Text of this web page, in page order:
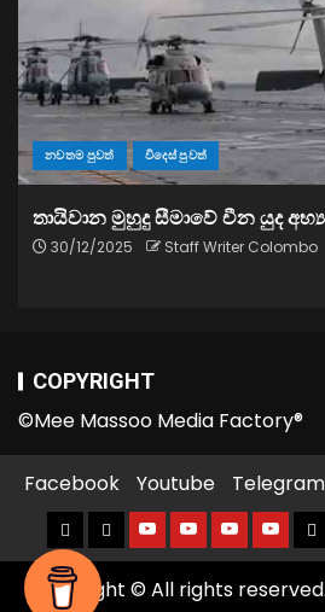
නවතම පුවත් විදෙස් පුවත්
තායිවාන මුහුදු සීමාවේ චීන යුද
30/12/2025 Staff Writer Colombo
COPYRIGHT
©Mee Massoo Media Factory®
Facebook Youtube Telegram
Copyright © All rights